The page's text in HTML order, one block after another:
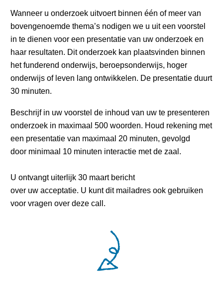
Wanneer u onderzoek uitvoert binnen één of meer van
bovengenoemde thema’s nodigen we u uit een voorstel
in te dienen voor een presentatie van uw onderzoek en
haar resultaten. Dit onderzoek kan plaatsvinden binnen
het funderend onderwijs, beroepsonderwijs, hoger
onderwijs of leven lang ontwikkelen. De presentatie duurt
30 minuten.
Beschrijf in uw voorstel de inhoud van uw te presenteren
onderzoek in maximaal 500 woorden. Houd rekening met
een presentatie van maximaal 20 minuten, gevolgd
door minimaal 10 minuten interactie met de zaal.
U ontvangt uiterlijk 30 maart bericht
over uw acceptatie. U kunt dit mailadres ook gebruiken
voor vragen over deze call.